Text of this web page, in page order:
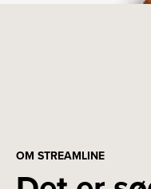
OM STREAMLINE